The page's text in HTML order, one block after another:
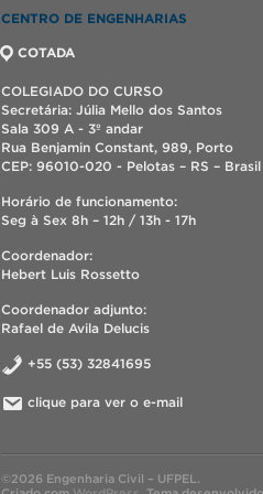
CENTRO DE ENGENHARIAS
COTADA
COLEGIADO DO CURSO
Secretária: Júlia Mello dos Santos
Sala 309 A - 3º andar
Rua Benjamin Constant, 989, Porto
CEP: 96010-020 - Pelotas – RS – Brasil
Horário de funcionamento:
Seg à Sex 8h – 12h / 13h - 17h
Coordenador:
Hebert Luis Rossetto
Coordenador adjunto:
Rafael de Avila Delucis
+55 (53) 32841695
clique para ver o e-mail
©2026 Engenharia Civil – UFPEL.